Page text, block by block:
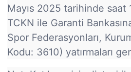
Mayıs 2025 tarihinde saat
TCKN ile Garanti
Spor Federasyonları,
Kodu: 3610) yatırmaları